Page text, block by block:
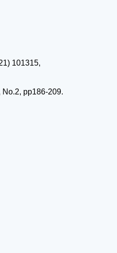
101315,
pp186-209.